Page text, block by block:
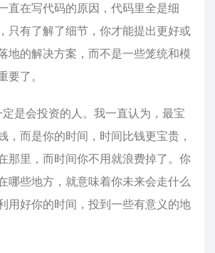
直在写代码的原因，代码里全是细
只有了解了细节，你才能提出更好或
地的解决方案，而不是一些笼统和模
要了。
是会投资的人。我一直认为，最宝
，而是你的时间，时间比钱更宝贵，
那里，而时间你不用就浪费掉了。你
哪些地方，就意味着你未来会走什么
用好你的时间，投到一些有意义的地